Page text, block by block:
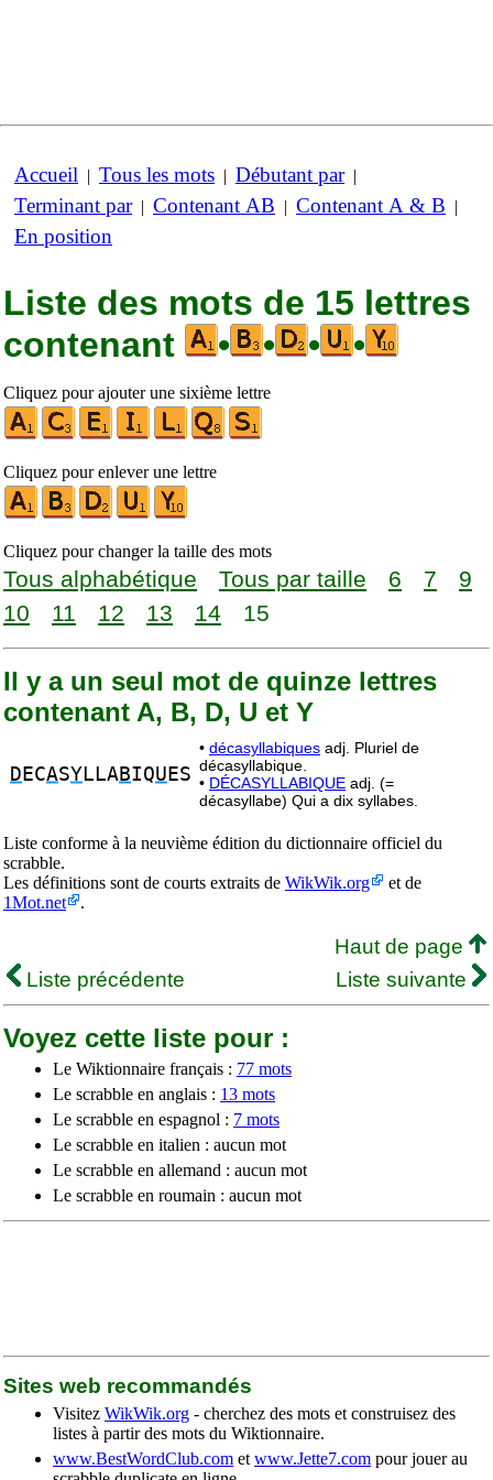
Accueil | Tous les mots | Débutant par|
Terminant par| Contenant AB | Contenant A & B |
En position
Liste des mots de 15 lettres
contenant
• • • •
Cliquez pour ajouter une sixième lettre
Cliquez pour enlever une lettre
Cliquez pour changer la taille des mots
Tous alphabétique Tous par taille 6 7
9
10
11 12 13 14 15
Il y a un seul mot de quinze lettres
contenant A, B, D, U et Y
D ECASYLLABIQU ES
• décasyllabiques adj. Pluriel de
décasyllabique.
• DÉCASYLLABIQUE adj. (=
décasyllabe) Qui a dix syllabes.
Liste conforme à la neuvième édition du dictionnaire officiel du
scrabble.
Les définitions sont de courts extraits de WikWik.org
et de
1Mot.net
.
Haut de page
Liste précédente
Liste suivante
Voyez cette liste pour :
Le Wiktionnaire français : 77 mots
Le scrabble en anglais : 13 mots
Le scrabble en espagnol : 7 mots
Le scrabble en italien : aucun mot
Le scrabble en allemand : aucun mot
Le scrabble en roumain : aucun mot
Sites web recommandés
Visitez WikWik.org - cherchez des mots et construisez des
listes à partir des mots du Wiktionnaire.
www.BestWordClub.com et www.Jette7.com pour jouer au